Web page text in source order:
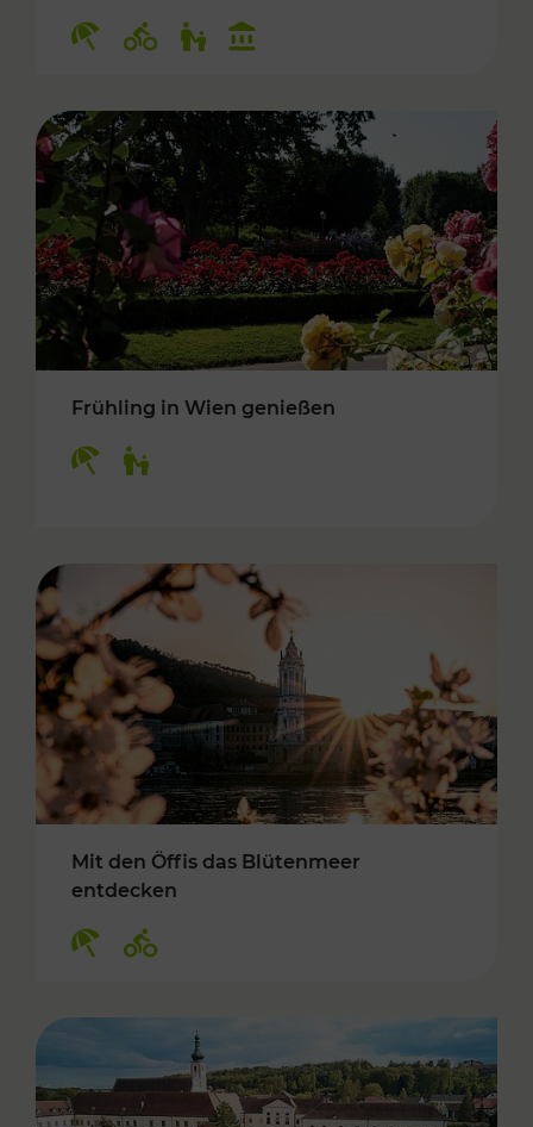
Frühling in Wien genießen
Mit den Öffis das Blütenmeer
entdecken